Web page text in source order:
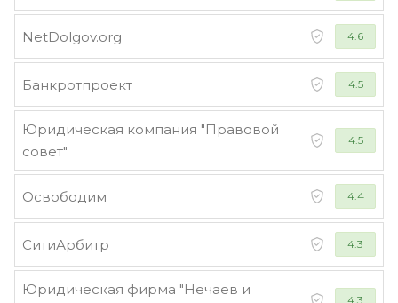
NetDolgov.org 4.6
Банкротпроект 4.5
Юридическая компания "Правовой
совет"
4.5
Освободим 4.4
СитиАрбитр 4.3
Юридическая фирма "Нечаев и
4.3